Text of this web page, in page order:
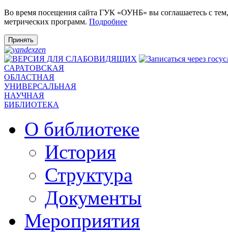
Во время посещения сайта ГУК «ОУНБ» вы соглашаетесь с
метрических программ. Подробнее
Принять
САРАТОВСКАЯ
ОБЛАСТНАЯ
УНИВЕРСАЛЬНАЯ
НАУЧНАЯ
БИБЛИОТЕКА
О библиотеке
История
Структура
Документы
Мероприятия